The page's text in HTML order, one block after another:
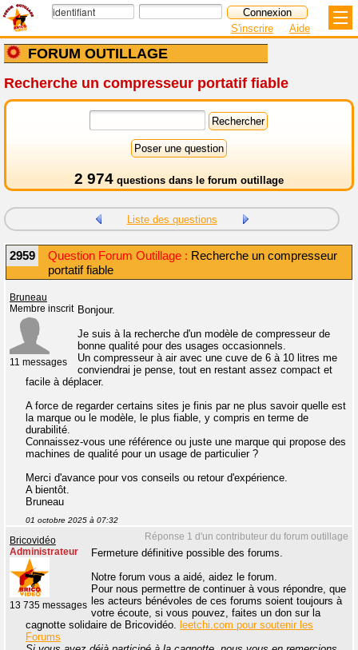
FORUM OUTILLAGE
S'inscrire Aide
Recherche un compresseur portatif fiable
2 974 questions dans le forum outillage
Liste des questions
2959 Question Forum Outillage : Recherche un compresseur
portatif fiable
Bruneau
Membre inscrit
11 messages
Bonjour.
Je suis à la recherche d'un modèle de compresseur de
bonne qualité pour des usages occasionnels.
Un compresseur à air avec une cuve de 6 à 10 litres me
conviendrai je pense, tout en restant assez compact et
facile à déplacer.
A force de regarder certains sites je finis par ne plus savoir quelle est
la marque ou le modèle, le plus fiable, y compris en terme de
durabilité.
Connaissez-vous une référence ou juste une marque qui propose des
machines de qualité pour un usage de particulier ?
Merci d'avance pour vos conseils ou retour d'expérience.
A bientôt.
Bruneau
01 octobre 2025 à 07:32
Réponse 1 d'un contributeur du forum outillage
Bricovidéo
Administrateur
13 735 messages
Fermeture définitive possible des forums.
Notre forum vous a aidé, aidez le forum.
Pour nous permettre de continuer à vous répondre, que
les acteurs bénévoles de ces forums soient toujours à
votre écoute, si vous pouvez, faites un don sur la
cagnotte solidaire de Bricovidéo. leetchi.com pour soutenir les
Forums